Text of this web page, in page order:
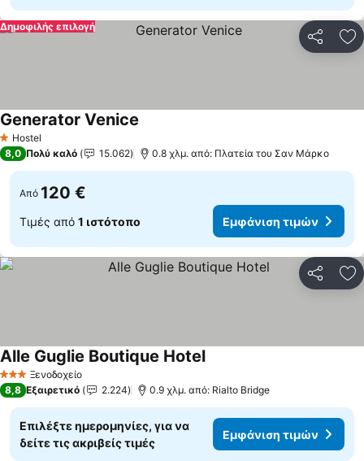
Δημοφιλής επιλογή
1 Αστέρια
Hostel
Generator Venice
8,0 Πολύ καλό 15.062 0.8 χλμ. από: Πλατεία του Σαν Μάρκο
Από 120 €
Τιμές από 1 ιστότοπο Εμφάνιση τιμών
3 ΑστέριαΞενοδοχείο
Alle Guglie Boutique HotelΕμφάνιση τιμών
8,8 Εξαιρετικό 2.224 0.9 χλμ. από: Rialto Bridge
Επιλέξτε ημερομηνίες, για να
δείτε τις ακριβείς τιμές
Εμφάνιση τιμών